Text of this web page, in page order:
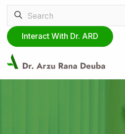
Interact With Dr. ARD